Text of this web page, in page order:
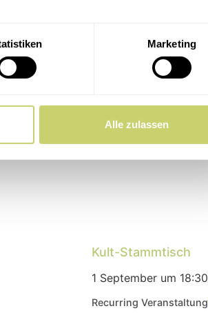
Marketing
Alle zulassen
Kult-Stammtisch
1 September um 18:30
Recurring Veranstaltung